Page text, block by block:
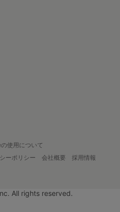
使用について
ーポリシー 会社概要
採用情報
All rights reserved.